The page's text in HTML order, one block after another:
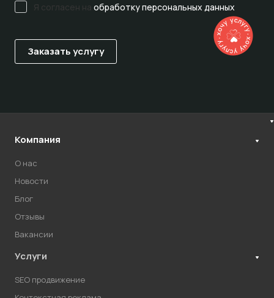
Я согласен на обработку персональных данных
Компания
О нас
Новости
Блог
Отзывы
Вакансии
Услуги
SEO продвижение